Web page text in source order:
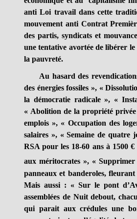
anti Loi travail dans cette
mouvement anti Contrat
des partis, syndicats et
une tentative avortée de libérer
la pauvreté.
Au hasard des revendications
des énergies fossiles », «
la démocratie radicale », «
« Abolition de la propriété
emplois », « Occupation des
salaires », « Semaine de
RSA pour les 18-60 ans à 1500
aux méritocrates », «
panneaux et banderoles,
Mais aussi : « Sur le pont
assemblées de Nuit debout,
qui parait aux crédules une